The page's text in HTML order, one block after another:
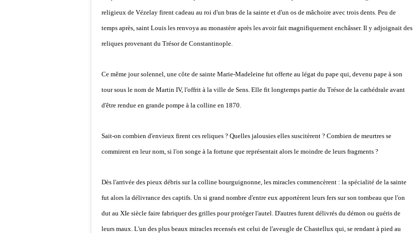
religieux de Vézelay firent cadeau au roi d'un bras de la sainte et d'un os de mâchoire avec trois dents. Peu de
temps après, saint Louis les renvoya au monastère après les avoir fait magnifiquement enchâsser. Il y adjoignait des
reliques provenant du Trésor de Constantinople.
Ce même jour solennel, une côte de sainte Marie-Madeleine fut offerte au légat du pape qui, devenu pape à son
tour sous le nom de Martin IV, l'offrit à la ville de Sens. Elle fit longtemps partie du Trésor de la cathédrale avant
d'être rendue en grande pompe à la colline en 1870.
Sait-on combien d'envieux firent ces reliques ? Quelles jalousies elles suscitèrent ? Combien de meurtres se
commirent en leur nom, si l'on songe à la fortune que représentait alors le moindre de leurs fragments ?
Dès l'arrivée des pieux débris sur la colline bourguignonne, les miracles commencèrent : la spécialité de la sainte
fut alors la délivrance des captifs. Un si grand nombre d'entre eux apportèrent leurs fers sur son tombeau que l'on
dut au XIe siècle faire fabriquer des grilles pour protéger l'autel. D'autres furent délivrés du démon ou guéris de
leurs maux. L'un des plus beaux miracles recensés est celui de l'aveugle de Chastellux qui, se rendant à pied au